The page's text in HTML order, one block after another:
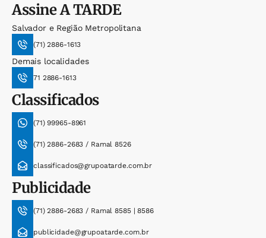
AssineA TARDE
Salvador e Região Metropolitana
(71) 2886-1613
Demais localidades
71 2886-1613
Classificados
(71) 99965-8961
(71) 2886-2683 / Ramal 8526
classificados@grupoatarde.com.br
Publicidade
(71) 2886-2683 / Ramal 8585 | 8586
publicidade@grupoatarde.com.br